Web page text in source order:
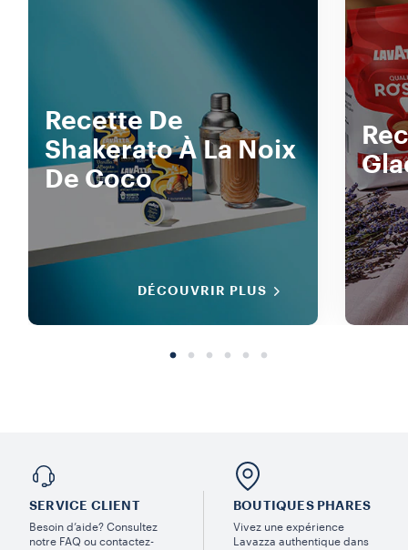
Recette De
Shakerato À La Noix
De Coco
DÉCOUVRIR PLUS
SERVICE CLIENT
Besoin d’aide? Consultez
notre FAQ ou contactez-
BOUTIQUES PHARES
Vivez une expérience
Lavazza authentique dans